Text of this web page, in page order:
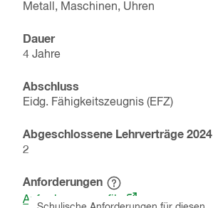
Metall, Maschinen, Uhren
Dauer
4 Jahre
Abschluss
Eidg. Fähigkeitszeugnis (EFZ)
Abgeschlossene Lehrverträge2024
2
Anforderungen
Hinweistext
einblenden
Anforderungsprofile
(öffnet